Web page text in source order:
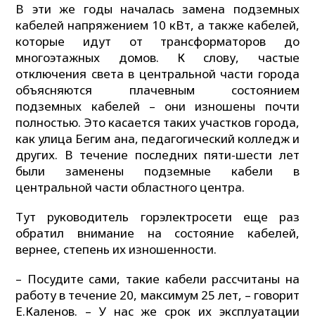
В эти же годы началась замена подземных
кабелей напряжением 10 кВт, а также кабелей,
которые идут от трансформаторов до
многоэтажных домов. К слову, частые
отключения света в центральной части города
объясняются плачевным состоянием
подземных кабелей – они изношены почти
полностью. Это касается таких участков города,
как улица Бегим ана, педагогический колледж и
других. В течение последних пяти-шести лет
были заменены подземные кабели в
центральной части областного центра.
Тут руководитель горэлектросети еще раз
обратил внимание на состояние кабелей,
вернее, степень их изношенности.
– Посудите сами, такие кабели рассчитаны на
работу в течение 20, максимум 25 лет, – говорит
Е.Каленов. – У нас же срок их эксплуатации